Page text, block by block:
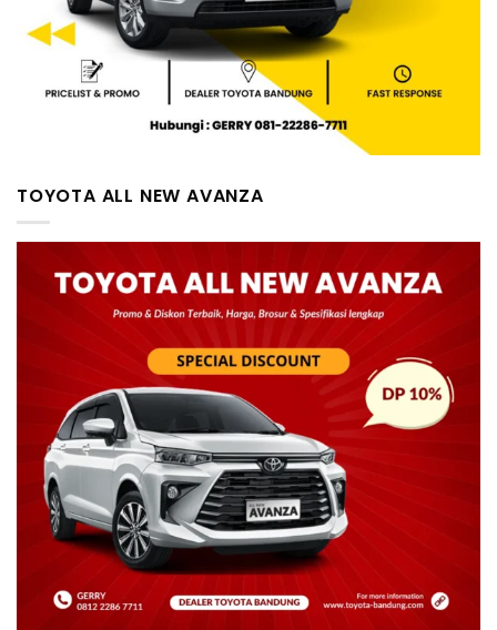
TOYOTA ALL NEW AVANZA